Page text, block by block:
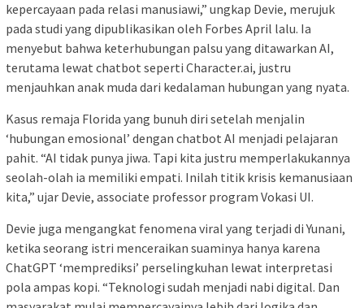
kepercayaan pada relasi manusiawi,” ungkap Devie, merujuk
pada studi yang dipublikasikan oleh Forbes April lalu. Ia
menyebut bahwa keterhubungan palsu yang ditawarkan AI,
terutama lewat chatbot seperti Character.ai, justru
menjauhkan anak muda dari kedalaman hubungan yang nyata.
Kasus remaja Florida yang bunuh diri setelah menjalin
‘hubungan emosional’ dengan chatbot AI menjadi pelajaran
pahit. “AI tidak punya jiwa. Tapi kita justru memperlakukannya
seolah-olah ia memiliki empati. Inilah titik krisis kemanusiaan
kita,” ujar Devie, associate professor program Vokasi UI.
Devie juga mengangkat fenomena viral yang terjadi di Yunani,
ketika seorang istri menceraikan suaminya hanya karena
ChatGPT ‘memprediksi’ perselingkuhan lewat interpretasi
pola ampas kopi. “Teknologi sudah menjadi nabi digital. Dan